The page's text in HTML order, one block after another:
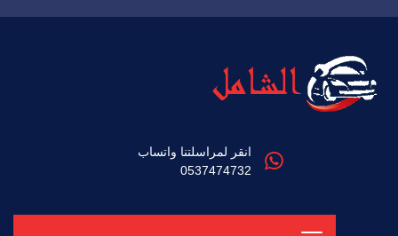
انقر لمراسلتنا واتساب
0537474732